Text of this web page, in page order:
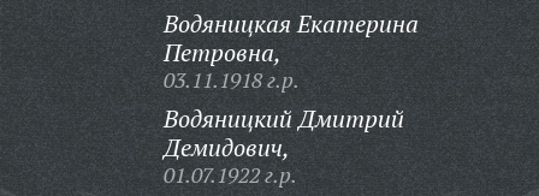
Водяницкая Екатерина
Петровна,
03.11.1918 г.р.
Водяницкий Дмитрий
Демидович,
01.07.1922 г.р.